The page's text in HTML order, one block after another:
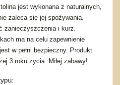
jest wykonana z naturalnych,
zaleca się jej spożywania.
zanieczyszczenia i kurz.
ma na celu zapewnienie
w pełni bezpieczny. Produkt
3 roku życia. Miłej zabawy!